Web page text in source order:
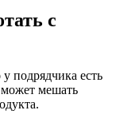
с
подрядчика есть
мешать